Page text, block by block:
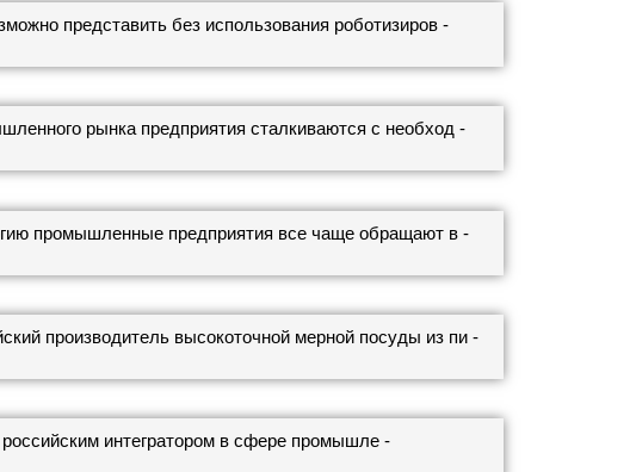
представить без использования роботизиров -
рынка предприятия сталкиваются с необход -
промышленные предприятия все чаще обращают в -
производитель высокоточной мерной посуды из пи -
интегратором в сфере промышле -